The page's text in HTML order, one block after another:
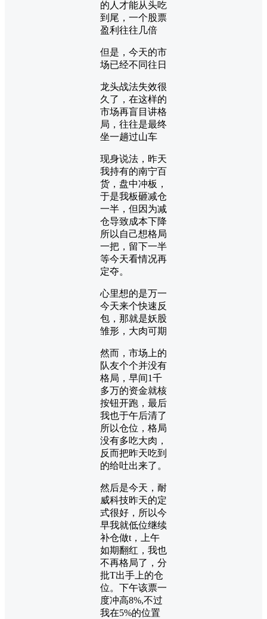
的人才能从头吃
到尾，一个股票
盈利往往几倍
但是，今天的市
场已经不同往日
龙头战法失效很
久了，在这样的
市场再盲目讲格
局，往往是最终
坐一趟过山车
现身说法，昨天
我持有的南宁百
货，盘中冲板，
于是我板砸减仓
一半，但因为减
仓导致成本下降
所以自己想格局
一把，留下一半
等今天看情况再
定夺。
心里想的是万一
今天来个快速反
包，那就是妖股
雏形，大肉可期
然而，市场上的
队友个个并没有
格局，早间1千
多万的资金就核
按钮开跑，最后
我也于午后清了
所以仓位，格局
没有多吃大肉，
反而把昨天吃到
的给吐出来了。
然后是今天，耐
威科技昨天的定
式很好，所以今
早我就低位继续
补仓做t，上午
如期翻红，我也
不再格局了，分
批T出手上的仓
位。下午该票一
度冲高8%,不过
我在5%的位置